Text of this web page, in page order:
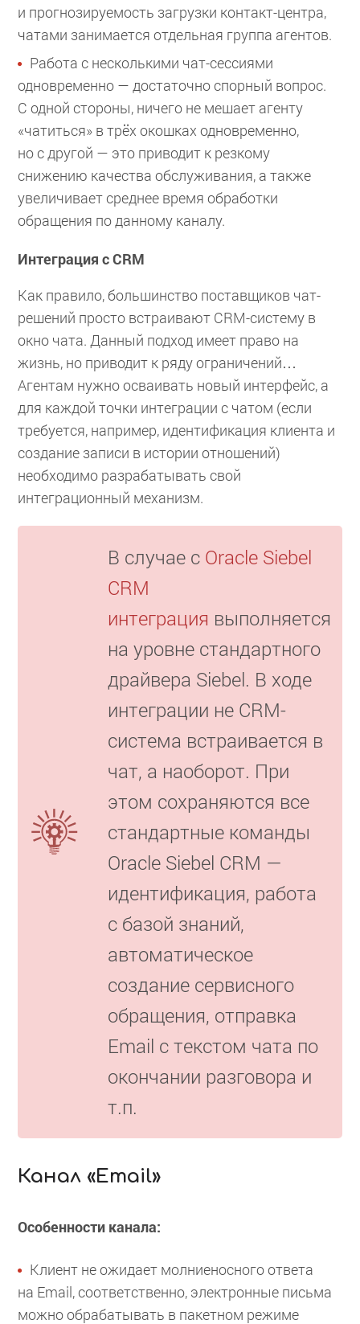
и прогнозируемость загрузки контакт-центра,
чатами занимается отдельная группа агентов.
Работа с несколькими чат-сессиями
одновременно — достаточно спорный вопрос.
С одной стороны, ничего не мешает агенту
«чатиться» в трёх окошках одновременно,
но с другой — это приводит к резкому
снижению качества обслуживания, а также
увеличивает среднее время обработки
обращения по данному каналу.
Интеграция с CRM
Как правило, большинство поставщиков чат-
решений просто встраивают CRM-систему в
окно чата. Данный подход имеет право на
жизнь, но приводит к ряду ограничений…
Агентам нужно осваивать новый интерфейс, а
для каждой точки интеграции с чатом (если
требуется, например, идентификация клиента и
создание записи в истории отношений)
необходимо разрабатывать свой
интеграционный механизм.
В случае с Oracle Siebel
CRM
интеграция выполняется
на уровне стандартного
драйвера Siebel. В ходе
интеграции не CRM-
система встраивается в
чат, а наоборот. При
этом сохраняются все
стандартные команды
Oracle Siebel CRM —
идентификация, работа
с базой знаний,
автоматическое
создание сервисного
обращения, отправка
Email с текстом чата по
окончании разговора и
т.п.
Канал «Email»
Особенности канала:
Клиент не ожидает молниеносного ответа
на Email, соответственно, электронные письма
можно обрабатывать в пакетном режиме